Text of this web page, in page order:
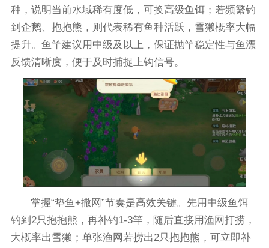
种，说明当前水域稀有度低，可换高级鱼饵；若频繁钓
到企鹅、抱抱熊，则代表稀有鱼种活跃，雪獭概率大幅
提升。鱼竿建议用中级及以上，保证抛竿稳定性与鱼漂
反馈清晰度，便于及时捕捉上钩信号。
掌握“垫鱼+撒网”节奏是高效关键。先用中级鱼饵
钓到2只抱抱熊，再补钓1-3竿，随后直接用渔网打捞，
大概率出雪獭；单张渔网若捞出2只抱抱熊，可立即补